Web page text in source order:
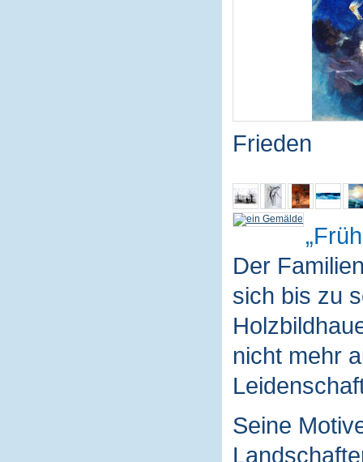
Frieden
Der
sich bis zu
nicht mehr
Seine